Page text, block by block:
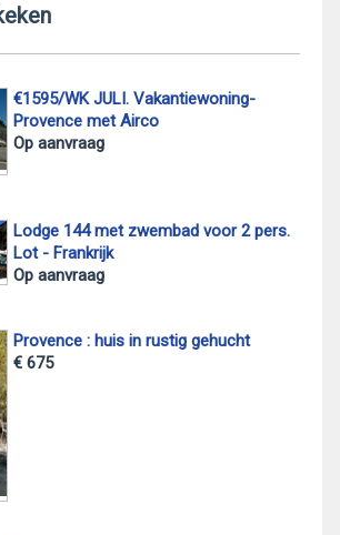
€1595/WK JULI. Vakantiewoning-
Provence met Airco
Op aanvraag
Lodge 144 met zwembad voor 2 pers.
Lot - Frankrijk
Op aanvraag
Provence : huis in rustig gehucht
€ 675